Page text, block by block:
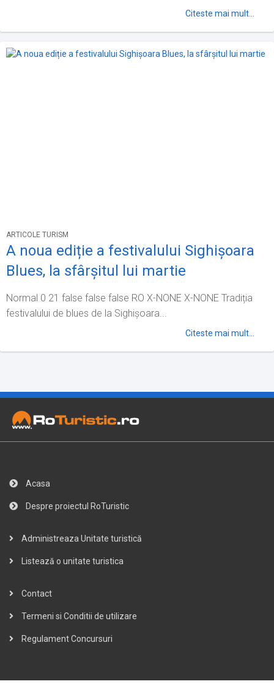
atmosferei de altadata prin organizarea unor spectacole de
Citeste mai mult...
ARTICOLE TURISM
A noua ediție a festivalului Sighișoara
Blues, la sfârșitul lui martie
Normal 0 21 false false false RO X-NONE X-NONE Tradiția
festivalului de blues de la Sighișoara...
Citeste mai mult...
Acasa
Despre proiectul RoTuristic
Administreaza Unitate turistică
Listează o unitate turistica
Contact
Termeni si Conditii de utilizare
Regulament Concursuri